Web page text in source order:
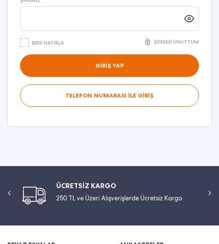
BENI HATIRLA ŞIFREMI UNUTTUM
GİRİŞ YAP
TELEFON NUMARASI İLE GİRİŞ
ÜCRETSİZ KARGO
250 TL ve Üzeri Alışverişlerde Ücretsiz Kargo